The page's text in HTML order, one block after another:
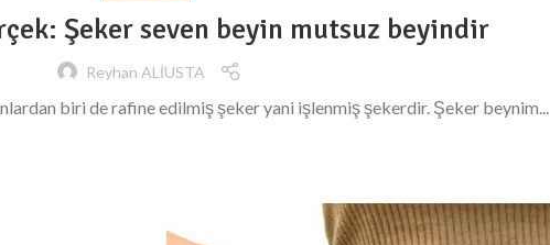
Şeker seven beyin mutsuz beyindir
Reyhan ALİUSTA
biri de rafine edilmiş şeker yani işlenmiş şekerdir. Şeker beynim...